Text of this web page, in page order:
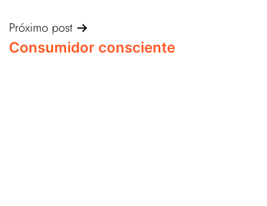
Próximo post
Consumidor consciente